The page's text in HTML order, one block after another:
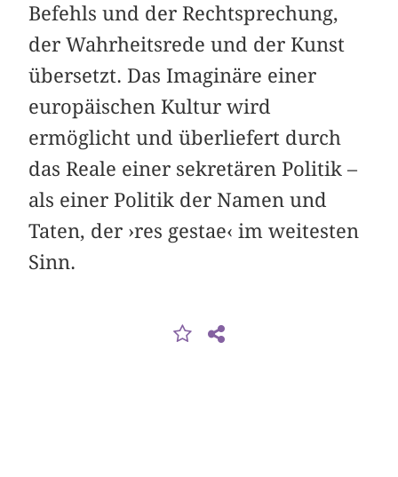
Befehls und der Rechtsprechung,
der Wahrheitsrede und der Kunst
übersetzt. Das Imaginäre einer
europäischen Kultur wird
ermöglicht und überliefert durch
das Reale einer sekretären Politik –
als einer Politik der Namen und
Taten, der ›res gestae‹ im weitesten
Sinn.